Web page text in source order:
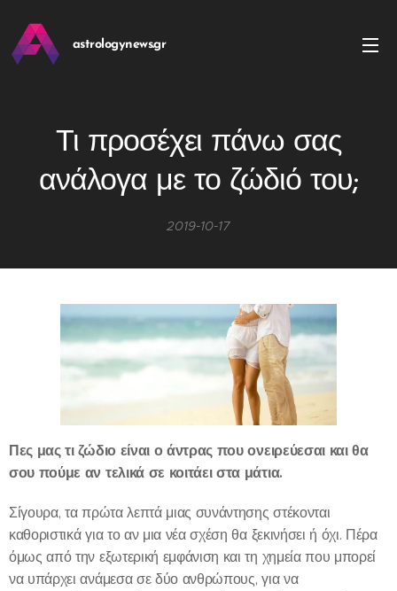
astrologynews.gr
Τι προσέχει πάνω σας
ανάλογα με το ζώδιό του;
2019-10-17
Πες μας τι ζώδιο είναι ο άντρας που ονειρεύεσαι και θα
σου πούμε αν τελικά σε κοιτάει στα μάτια.
Σίγουρα, τα πρώτα λεπτά μιας συνάντησης στέκονται
καθοριστικά για το αν μια νέα σχέση θα ξεκινήσει ή όχι. Πέρα
όμως από την εξωτερική εμφάνιση και τη χημεία που μπορεί
να υπάρχει ανάμεσα σε δύο ανθρώπους, για να